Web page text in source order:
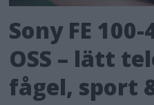
Sony FE
OSS – lätt
fågel, sport